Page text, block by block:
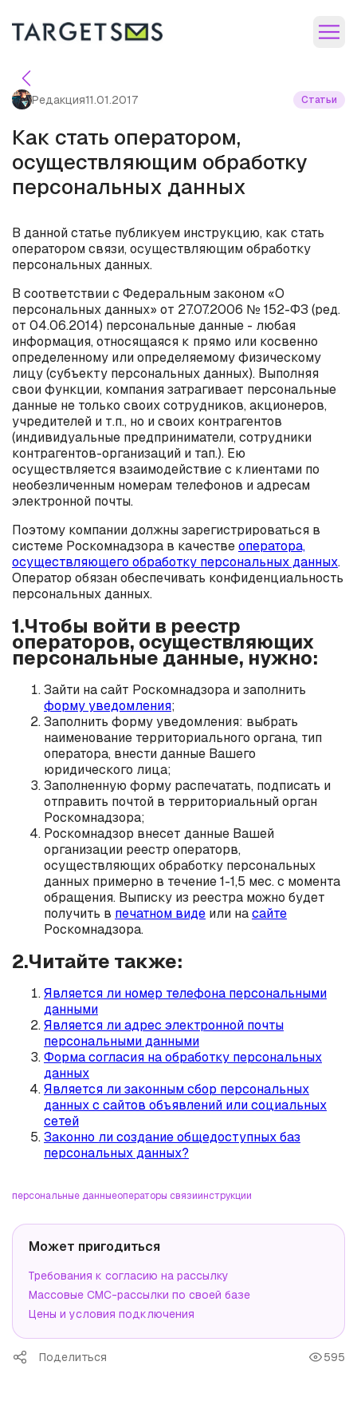
Редакция11.01.2017 Статьи
Как стать оператором,
осуществляющим обработку
персональных данных
В данной статье публикуем инструкцию, как стать
оператором связи, осуществляющим обработку
персональных данных.
В соответствии с Федеральным законом «О
персональных данных» от 27.07.2006 № 152-ФЗ (ред.
от 04.06.2014) персональные данные - любая
информация, относящаяся к прямо или косвенно
определенному или определяемому физическому
лицу (субъекту персональных данных). Выполняя
свои функции, компания затрагивает персональные
данные не только своих сотрудников, акционеров,
учредителей и т.п., но и своих контрагентов
(индивидуальные предприниматели, сотрудники
контрагентов-организаций и тап.). Ею
осуществляется взаимодействие с клиентами по
необезличенным номерам телефонов и адресам
электронной почты.
Поэтому компании должны зарегистрироваться в
системе Роскомнадзора в качествеоператора,
осуществляющего обработку персональных данных.
Оператор обязан обеспечивать конфиденциальность
персональных данных.
1.Чтобы войти в реестр
операторов, осуществляющих
персональные данные, нужно:
Зайти на сайт Роскомнадзора и заполнить
форму уведомления;
Заполнить форму уведомления: выбрать
наименование территориального органа, тип
оператора, внести данные Вашего
юридического лица;
Заполненную форму распечатать, подписать и
отправить почтой в территориальный орган
Роскомнадзора;
Роскомнадзор внесет данные Вашей
организации реестр операторв,
осуществляющих обработку персональных
данных примерно в течение 1-1,5 мес. с момента
обращения. Выписку из реестра можно будет
получить в печатном виде или насайте
Роскомнадзора.
2.Читайте также:
Является ли номер телефона персональными
данными
Является ли адрес электронной почты
персональными данными
Форма согласия на обработку персональных
данных
Является ли законным сбор персональных
данных с сайтов объявлений или социальных
сетей
Законно ли создание общедоступных баз
персональных данных?
персональные данныеоператоры связиинструкции
Может пригодиться
Требования к согласию на рассылку
Массовые СМС-рассылки по своей базе
Цены и условия подключения
Поделиться 595